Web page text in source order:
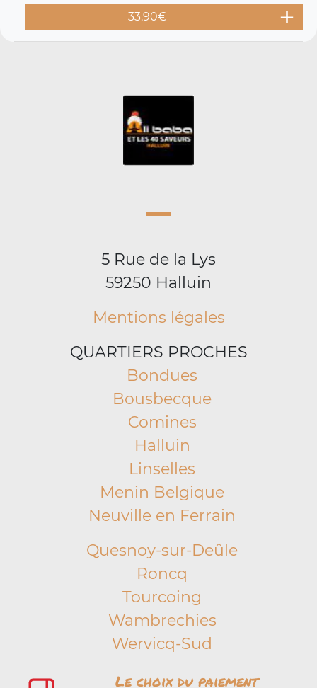
33.90€
5 Rue de la Lys
59250 Halluin
Mentions légales
QUARTIERS PROCHES
Bondues
Bousbecque
Comines
Halluin
Linselles
Menin Belgique
Neuville en Ferrain
Quesnoy-sur-Deûle
Roncq
Tourcoing
Wambrechies
Wervicq-Sud
Le choix du paiement